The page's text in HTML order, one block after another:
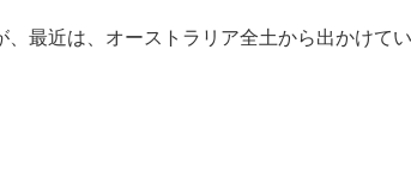
最近は、オーストラリア全土から出かけて